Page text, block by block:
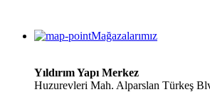
Mağazalarımız
Yıldırım Yapı Merkez
Huzurevleri Mah. Alparslan Türkeş